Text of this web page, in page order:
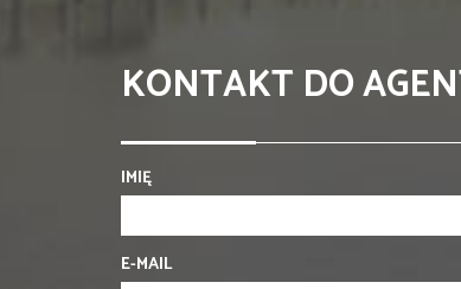
KONTAKT DO
IMIĘ
E-MAIL